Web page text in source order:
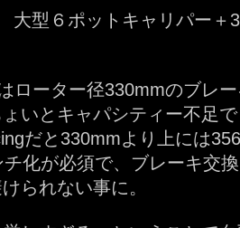
型６ポットキャリパー＋
ローター径330mmのブレ
いとキャパシティー不足
だと330mmより上には
化が必須で、ブレーキ交
られない事に。